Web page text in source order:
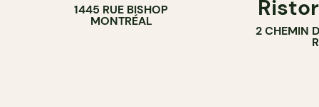
1445 RUE BISHOP
MONTRÉAL
2 CHEMIN